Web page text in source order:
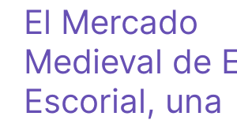
El Mercado
Medieval de
Escorial, una